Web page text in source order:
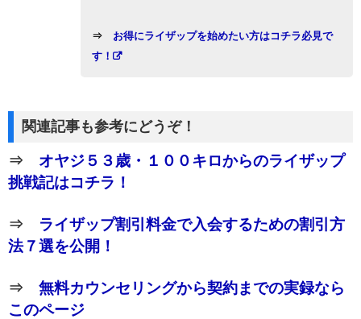
⇒
お得にライザップを始めたい方はコチラ必見で
す！
関連記事も参考にどうぞ！
⇒ オヤジ５３歳・１００キロからのライザップ
挑戦記はコチラ！
⇒ ライザップ割引料金で入会するための割引方
法７選を公開！
⇒ 無料カウンセリングから契約までの実録なら
このページ